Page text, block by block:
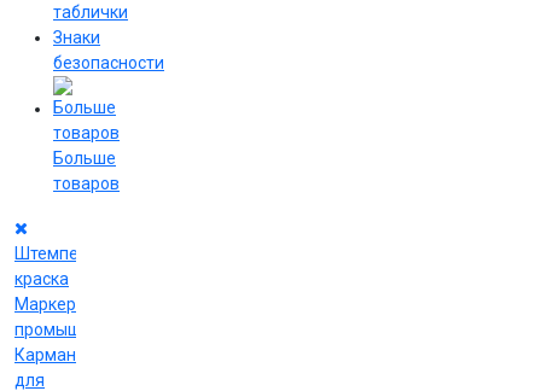
таблички
Знаки
безопасности
Больше
товаров
Штемпельная
краска
Маркеры
промышленные
Карманы
для